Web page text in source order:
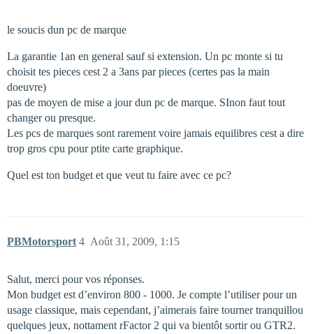
le soucis dun pc de marque
La garantie 1an en general sauf si extension. Un pc monte si tu
choisit tes pieces cest 2 a 3ans par pieces (certes pas la main
doeuvre)
pas de moyen de mise a jour dun pc de marque. SInon faut tout
changer ou presque.
Les pcs de marques sont rarement voire jamais equilibres cest a dire
trop gros cpu pour ptite carte graphique.
Quel est ton budget et que veut tu faire avec ce pc?
PBMotorsport Août 31, 2009, 1:15
4
Salut, merci pour vos réponses.
Mon budget est d’environ 800 - 1000. Je compte l’utiliser pour un
usage classique, mais cependant, j’aimerais faire tourner tranquillou
quelques jeux, nottament rFactor 2 qui va bientôt sortir ou GTR2.